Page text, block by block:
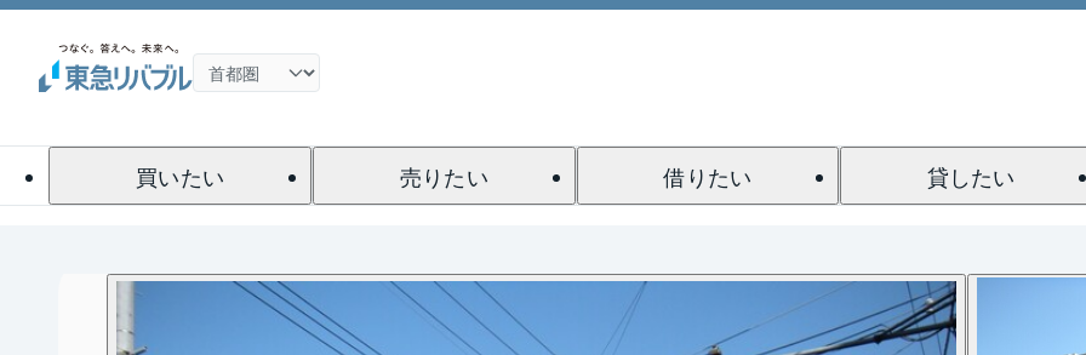
買いたい 売りたい 借りたい 貸したい